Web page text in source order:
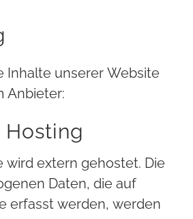
Inhalte unserer Website
Anbieter:
Hosting
wird extern gehostet. Die
Daten, die auf
erfasst werden, werden